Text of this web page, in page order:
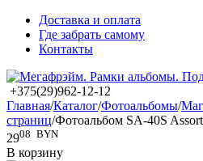
Доставка и оплата
Где забрать самому
Контакты
+375(29)962-12-12
Главная/Каталог/Фотоальбомы/
страниц/Фотоальбом SA-40S
2908 BYN
В корзину